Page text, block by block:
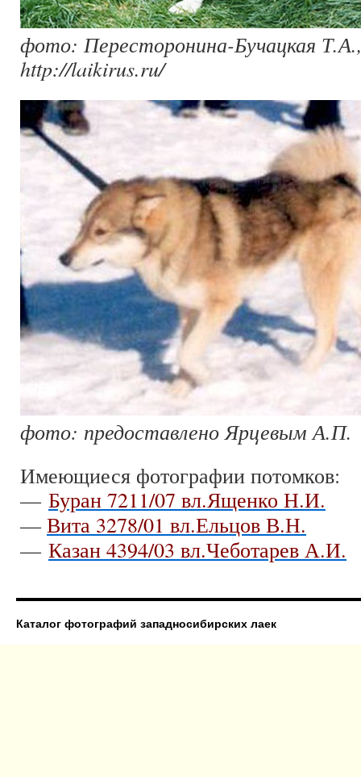
фото: Пересторонина-Бучацкая
http://laikirus.ru/
фото: предоставлено Ярцевым А.П.
Имеющиеся фотографии потомков:
— Буран 7211/07 вл.Ященко Н.И.
— Вита 3278/01 вл.Ельцов В.Н.
— Казан 4394/03 вл.Чеботарев А.И.
Каталог фотографий западносибирских лаек